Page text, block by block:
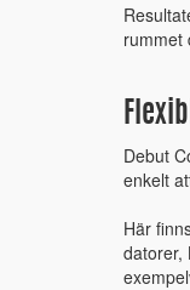
rummet
Debut
enkelt
Här
datorer,